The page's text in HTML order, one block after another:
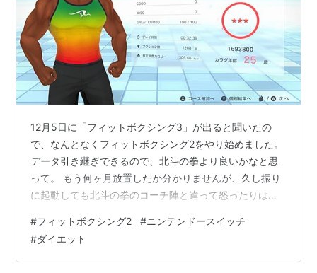
12月5日に「フィットボクシング3」が出ると聞いたの
で、なんとなくフィットボクシング2をやり始めました。
データ引き継ぎできるので、北斗の拳より良いかなと思
って。 もう何ヶ月放置したか分かりませんが、久し振り
に起動しても北斗の拳のコーチ陣と違って怒ったりはし
こと早数ヶ月。まぁフィットボクシングが続かない私で
すが、より続かせやすくなるというフィットボクシング3
が出るまで頑張って2で身体をならしておこうかと思いま
#フィットボクシング2 #ニンテンドースイッチ
#ダイエット